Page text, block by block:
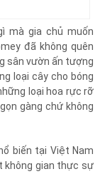
mà gia chủ muốn
đã không quên
sân vườn ấn tượng
loại cây cho bóng
loại hoa rực rỡ
gàng chứ không
biến tại Việt Nam
không gian thực sự